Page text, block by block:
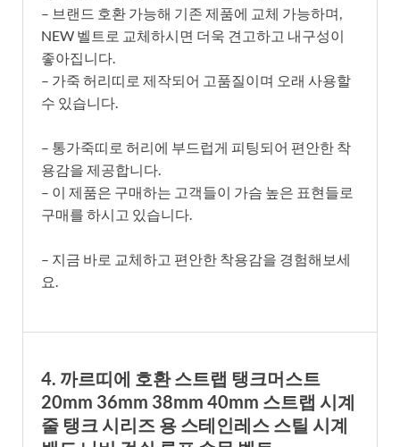
– 브랜드 호환 가능해 기존 제품에 교체 가능하며,
NEW 벨트로 교체하시면 더욱 견고하고 내구성이
좋아집니다.
– 가죽 허리띠로 제작되어 고품질이며 오래 사용할
수 있습니다.
– 통가죽띠로 허리에 부드럽게 피팅되어 편안한 착
용감을 제공합니다.
– 이 제품은 구매하는 고객들이 가슴 높은 표현들로
구매를 하시고 있습니다.
– 지금 바로 교체하고 편안한 착용감을 경험해보세
요.
4. 까르띠에 호환 스트랩 탱크머스트
20mm 36mm 38mm 40mm 스트랩 시계
줄 탱크 시리즈 용 스테인레스 스틸 시계